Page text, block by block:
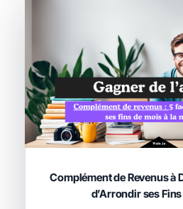
Complément de Revenus à
d’Arrondir ses